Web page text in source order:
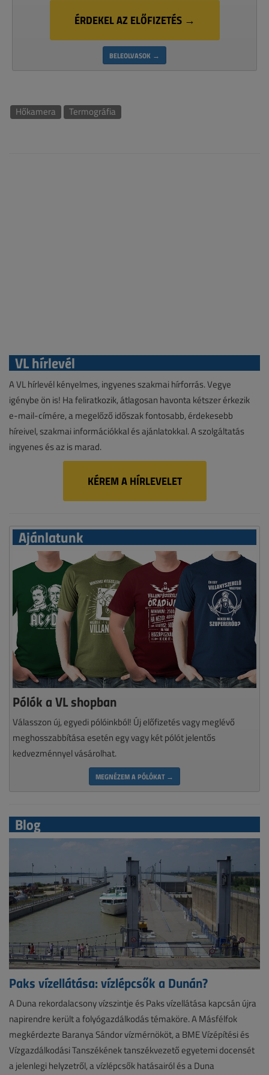
ÉRDEKEL AZ ELŐFIZETÉS →
BELEOLVASOK →
Hőkamera Termográfia
VL hírlevél
A VL hírlevél kényelmes, ingyenes szakmai hírforrás. Vegye
igénybe ön is! Ha feliratkozik, átlagosan havonta kétszer érkezik
e-mail-címére, a megelőző időszak fontosabb, érdekesebb
híreivel, szakmai információkkal és ajánlatokkal. A szolgáltatás
ingyenes és az is marad.
KÉREM A HÍRLEVELET
Ajánlatunk
Pólók a VL shopban
Válasszon új, egyedi pólóinkból! Új előfizetés vagy meglévő
meghosszabbítása esetén egy vagy két pólót jelentős
kedvezménnyel vásárolhat.
MEGNÉZEM A PÓLÓKAT →
Blog
Paks vízellátása: vízlépcsők a Dunán?
A Duna rekordalacsony vízszintje és Paks vízellátása kapcsán újra
napirendre került a folyógazdálkodás témaköre. A Másfélfok
megkérdezte Baranya Sándor vízmérnököt, a BME Vízépítési és
Vízgazdálkodási Tanszékének tanszékvezető egyetemi docensét
a jelenlegi helyzetről, a vízlépcsők hatásairól és a Duna